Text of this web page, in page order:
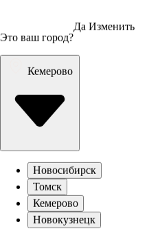
Это ваш город?
Да Изменить
Кемерово
Новосибирск
Томск
Кемерово
Новокузнецк